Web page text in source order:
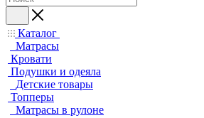
Каталог
Матрасы
Кровати
Подушки и одеяла
Детские товары
Топперы
Матрасы в рулоне